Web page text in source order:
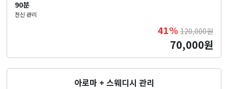
90분
전신 관리
41% 120,000원
70,000원
아로마 + 스웨디시 관리